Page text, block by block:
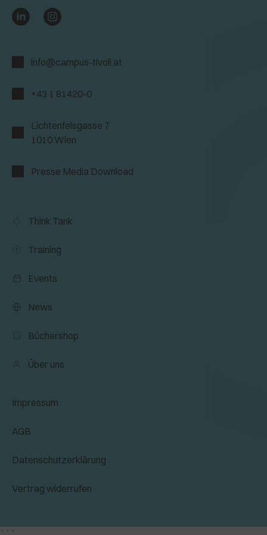
info@campus-tivoli.at
+43 1 81420-0
Lichtenfelsgasse 7
1010 Wien
Presse Media Download
Think Tank
Training
Events
News
Büchershop
Über uns
Impressum
AGB
Datenschutzerklärung
Vertrag widerrufen